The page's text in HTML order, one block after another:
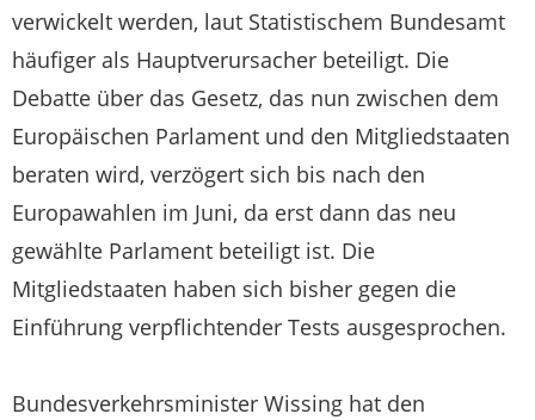
verwickelt werden, laut Statistischem Bundesamt
häufiger als Hauptverursacher beteiligt. Die
Debatte über das Gesetz, das nun zwischen dem
Europäischen Parlament und den Mitgliedstaaten
beraten wird, verzögert sich bis nach den
Europawahlen im Juni, da erst dann das neu
gewählte Parlament beteiligt ist. Die
Mitgliedstaaten haben sich bisher gegen die
Einführung verpflichtender Tests ausgesprochen.
Bundesverkehrsminister Wissing hat den